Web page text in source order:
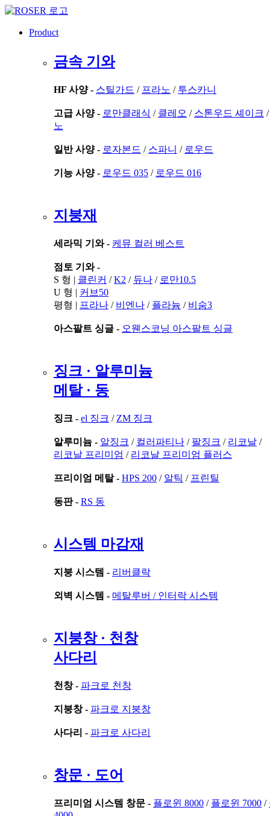
콘
Product
금속 기와
HF 사양 - 스틸가드 / 프라노 / 투스카니
고급 사양 - 로만클래식 / 클레오 / 스톤우드 셰이크
노
일반 사양 - 로자본드 / 스파니 / 로우드
기능 사양 - 로우드 035 / 로우드 016
지붕재
세라믹 기와 - 케뮤 컬러 베스트
점토 기와 -
S 형 | 클린커 /K2 / 듀나 / 로만10.5
U 형 | 커브50
평형 | 프라나 / 비엔나 / 플라늄 / 비숨3
아스팔트 싱글 - 오웬스코닝 아스팔트 싱글
징크 · 알루미늄
메탈 · 동
징크 - el 징크 / ZM 징크
알루미늄 - 알징크 / 컬러파티나 / 팔징크 / 리코날 /
리코날 프리미엄 / 리코날 프리미엄 플러스
프리이엄 메탈 - HPS 200 / 알틱 / 프린틸
동판 - RS 동
시스템 마감재
지붕 시스템 - 리버클락
외벽 시스템 - 메탈루버 / 인터락 시스템
지붕창 · 천창
사다리
천창 - 파크로 천창
지붕창 - 파크로 지붕창
사다리 - 파크로 사다리
창문 · 도어
프리미엄 시스템 창문 - 플로윈 8000 / 플로윈 7000 /